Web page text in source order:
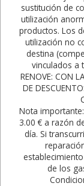
sustitución de
utilización
productos. Los
utilización no
destina
vinculados a
RENOVE: CON
DE
Nota
3.00 € a razón
día. Si
de los